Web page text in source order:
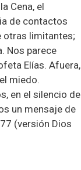
Cena, el
de contactos
otras limitantes;
Nos parece
Elías. Afuera,
miedo.
en el silencio de
un mensaje de
(versión Dios